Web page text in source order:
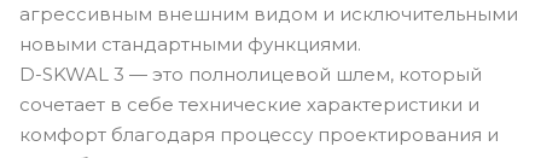
агрессивным внешним видом и исключительными
новыми стандартными функциями.
D-SKWAL 3 — это полнолицевой шлем, который
сочетает в себе технические характеристики и
комфорт благодаря процессу проектирования и